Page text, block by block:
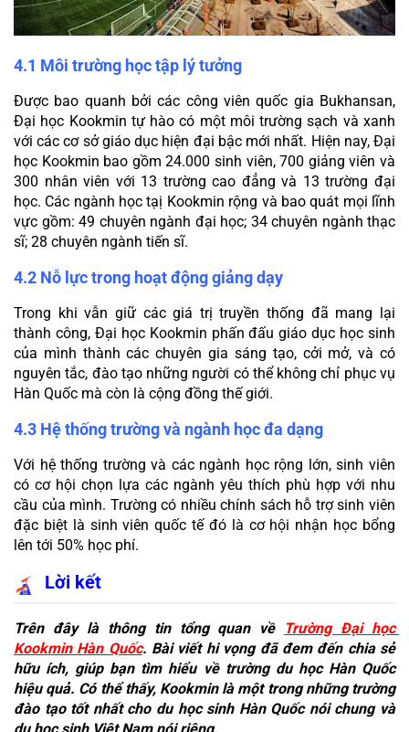
4.1 Môi trường học tập lý tưởng
Được bao quanh bởi các công viên quốc gia Bukhansan,
Đại học Kookmin tự hào có một môi trường sạch và xanh
với các cơ sở giáo dục hiện đại bậc mới nhất. Hiện nay, Đại
học Kookmin bao gồm 24.000 sinh viên, 700 giảng viên và
300 nhân viên với 13 trường cao đẳng và 13 trường đại
học. Các ngành học tạị Kookmin rộng và bao quát mọi lĩnh
vực gồm: 49 chuyên ngành đại học; 34 chuyên ngành thạc
sĩ; 28 chuyên ngành tiến sĩ.
4.2 Nỗ lực trong hoạt động giảng dạy
Trong khi vẫn giữ các giá trị truyền thống đã mang lại
thành công, Đại học Kookmin phấn đấu giáo dục học sinh
của mình thành các chuyên gia sáng tạo, cởi mở, và có
nguyên tắc, đào tạo những người có thể không chỉ phục vụ
Hàn Quốc mà còn là cộng đồng thế giới.
4.3 Hệ thống trường và ngành học đa dạng
Với hệ thống trường và các ngành học rộng lớn, sinh viên
có cơ hội chọn lựa các ngành yêu thích phù hợp với nhu
cầu của mình. Trường có nhiều chính sách hỗ trợ sinh viên
đặc biệt là sinh viên quốc tế đó là cơ hội nhận học bổng
lên tới 50% học phí.
Lời kết
Trên đây là thông tin tổng quan về Trường Đại học
Kookmin Hàn Quốc. Bài viết hi vọng đã đem đến chia sẻ
hữu ích, giúp bạn tìm hiểu về trường du học Hàn Quốc
hiệu quả. Có thể thấy, Kookmin là một trong những trường
đào tạo tốt nhất cho du học sinh Hàn Quốc nói chung và